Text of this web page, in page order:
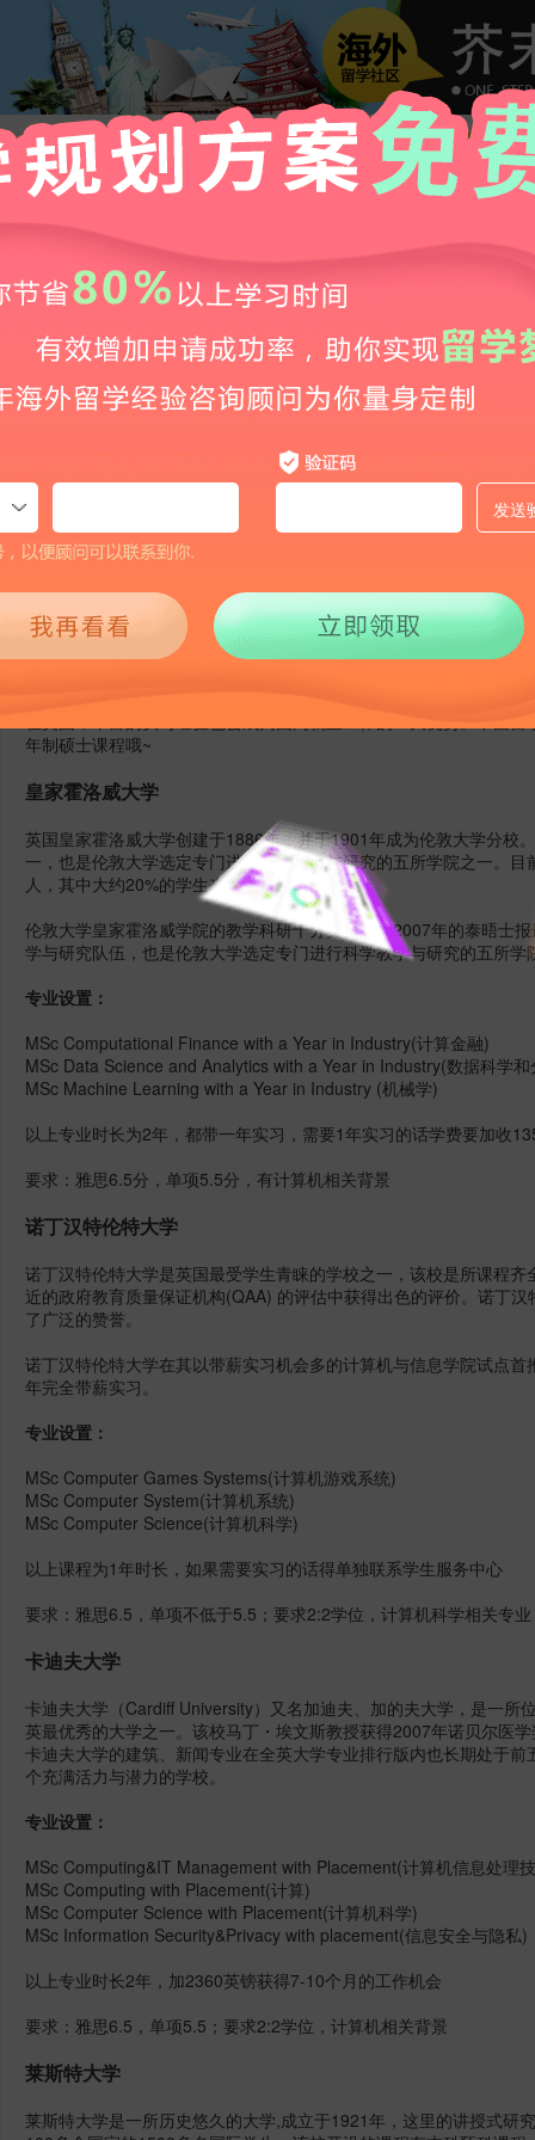
英国带薪实习的两年制硕士课程及大学推荐！
5226 2017-03-20 15:20
专业课程。其实英国有很多带有带薪实习的专业课程，选择这些课
在英国，丰富的实习经验也会成为国内就业工作的一大优势。
年制硕士课程哦~
皇家霍洛威大学
英国皇家霍洛威大学创建于1886年，并于1901年成为伦敦大学分校
一，也是伦敦大学选定专门进行科学教学与研究的五所学院之一。
人，其中大约20%的学生来自世界70多个国家。
伦敦大学皇家霍洛威学院的教学科研十分突出，在2007年的泰晤士
学与研究队伍，也是伦敦大学选定专门进行科学教学与研究的五所学
专业设置：
MSc Computational Finance with a Year in Industry(计算金融)
MSc Data Science and Analytics with a Year in Industry(数据科学和
MSc Machine Learning with a Year in Industry (机械学)
以上专业时长为2年，都带一年实习，需要1年实习的话学费要加收
要求：雅思6.5分，单项5.5分，有计算机相关背景
诺丁汉特伦特大学
诺丁汉特伦特大学是英国最受学生青睐的学校之一，该校是所课程
近的政府教育质量保证机构(QAA) 的评估中获得出色的评价。诺丁
了广泛的赞誉。
诺丁汉特伦特大学在其以带薪实习机会多的计算机与信息学院试点
年完全带薪实习。
专业设置：
MSc Computer Games Systems(计算机游戏系统)
MSc Computer System(计算机系统)
MSc Computer Science(计算机科学)
以上课程为1年时长，如果需要实习的话得单独联系学生服务中心
要求：雅思6.5，单项不低于5.5；要求2:2学位，计算机科学相关专业
卡迪夫大学
卡迪夫大学（Cardiff University）又名加迪夫、加的夫大学，是一所
英最优秀的大学之一。 该校马丁・埃文斯教授获得2007年诺贝尔医
卡迪夫大学的建筑、新闻专业在全英大学专业排行版内也长期处于
个充满活力与潜力的学校。
专业设置：
MSc Computing&IT Management with Placement(计算机信息处理
MSc Computing with Placement(计算)
MSc Computer Science with Placement(计算机科学)
MSc Information Security&Privacy with placement(信息安全与隐私)
以上专业时长2年，加2360英镑获得7-10个月的工作机会
要求：雅思6.5，单项5.5；要求2:2学位，计算机相关背景
莱斯特大学
莱斯特大学是一所历史悠久的大学,成立于1921年，这里的讲授式研